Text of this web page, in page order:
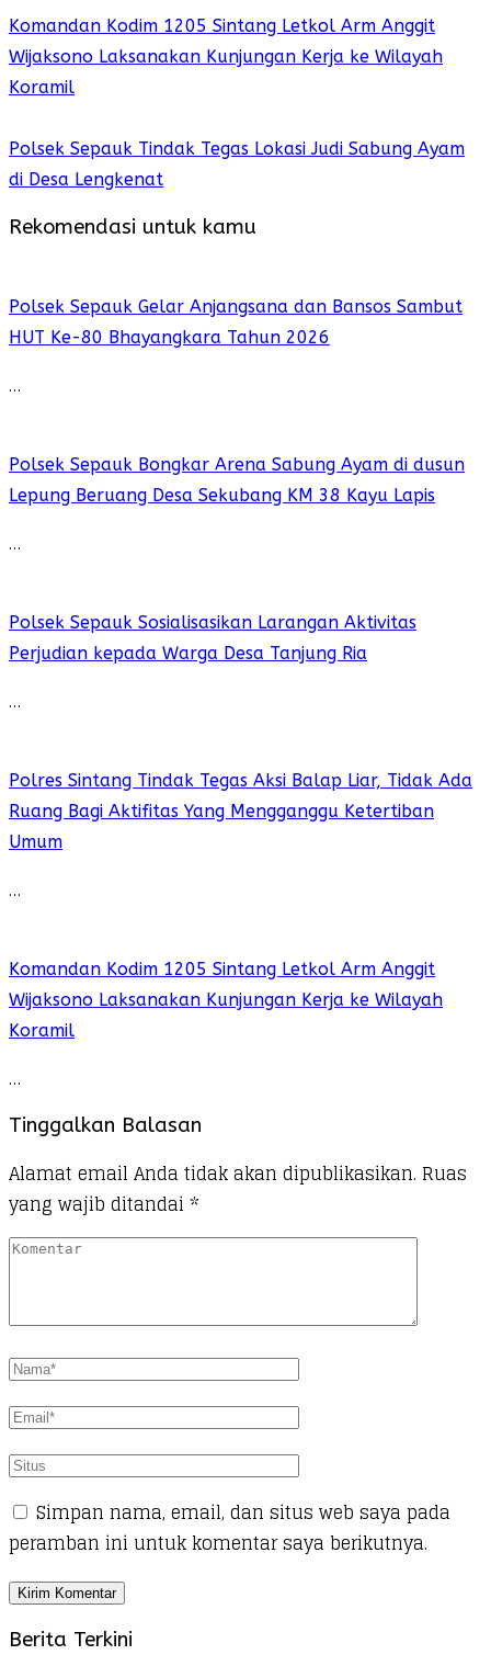
Komandan Kodim 1205 Sintang Letkol Arm Anggit
Wijaksono Laksanakan Kunjungan Kerja ke Wilayah
Koramil
Polsek Sepauk Tindak Tegas Lokasi Judi Sabung Ayam
di Desa Lengkenat
Rekomendasi untuk kamu
Polsek Sepauk Gelar Anjangsana dan Bansos Sambut
HUT Ke-80 Bhayangkara Tahun 2026
…
Polsek Sepauk Bongkar Arena Sabung Ayam di dusun
Lepung Beruang Desa Sekubang KM 38 Kayu Lapis
…
Polsek Sepauk Sosialisasikan Larangan Aktivitas
Perjudian kepada Warga Desa Tanjung Ria
…
Polres Sintang Tindak Tegas Aksi Balap Liar, Tidak Ada
Ruang Bagi Aktifitas Yang Mengganggu Ketertiban
Umum
…
Komandan Kodim 1205 Sintang Letkol Arm Anggit
Wijaksono Laksanakan Kunjungan Kerja ke Wilayah
Koramil
…
Tinggalkan Balasan
Alamat email Anda tidak akan dipublikasikan. Ruas
yang wajib ditandai *
Simpan nama, email, dan situs web saya pada
peramban ini untuk komentar saya berikutnya.
Berita Terkini